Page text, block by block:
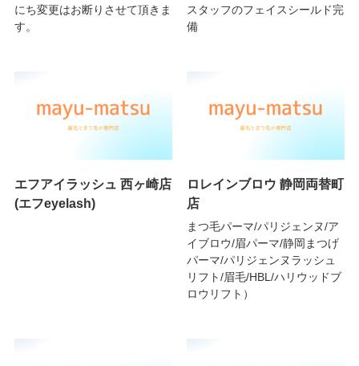
にち変更はお断りさせて頂きま
す。
スタッフのフェイスシールド完
備
エフアイラッシュ 西ヶ崎店
(エフeyelash)
ロレインブロウ 静岡両替町
店
まつ毛パーマ/パリジェンヌ/ア
イブロウ/眉パーマ/静岡まつげ
パーマ/パリジェンヌラッシュ
リフト/眉毛/HBL/ハリウッドブ
ロウリフト）